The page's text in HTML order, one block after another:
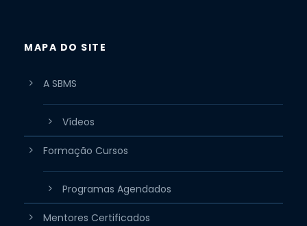
MAPA DO SITE
A SBMS
Vídeos
Formação Cursos
Programas Agendados
Mentores Certificados